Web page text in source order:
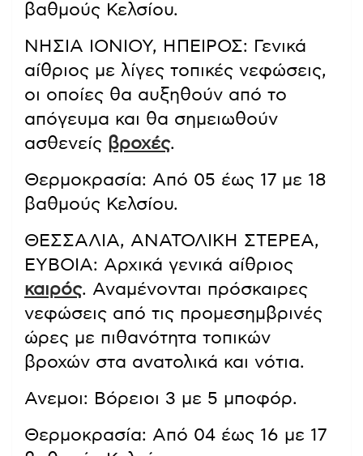
βαθμούς Κελσίου.
ΝΗΣΙΑ ΙΟΝΙΟΥ, ΗΠΕΙΡΟΣ: Γενικά
αίθριος με λίγες τοπικές νεφώσεις,
οι οποίες θα αυξηθούν από το
απόγευμα και θα σημειωθούν
ασθενείς βροχές.
Θερμοκρασία: Από 05 έως 17 με 18
βαθμούς Κελσίου.
ΘΕΣΣΑΛΙΑ, ΑΝΑΤΟΛΙΚΗ ΣΤΕΡΕΑ,
ΕΥΒΟΙΑ: Αρχικά γενικά αίθριος
καιρός. Αναμένονται πρόσκαιρες
νεφώσεις από τις προμεσημβρινές
ώρες με πιθανότητα τοπικών
βροχών στα ανατολικά και νότια.
Ανεμοι: Βόρειοι 3 με 5 μποφόρ.
Θερμοκρασία: Από 04 έως 16 με 17